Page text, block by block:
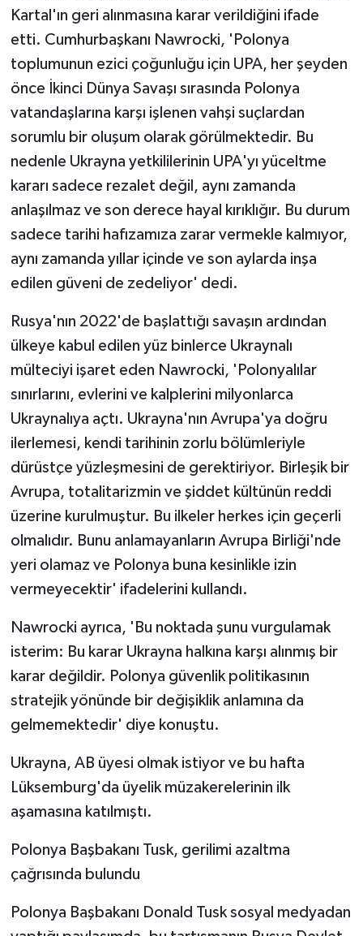
Kartal'ın geri alınmasına karar verildiğini ifade
etti. Cumhurbaşkanı Nawrocki, 'Polonya
toplumunun ezici çoğunluğu için UPA, her şeyden
önce İkinci Dünya Savaşı sırasında Polonya
vatandaşlarına karşı işlenen vahşi suçlardan
sorumlu bir oluşum olarak görülmektedir. Bu
nedenle Ukrayna yetkililerinin UPA'yı yüceltme
kararı sadece rezalet değil, aynı zamanda
anlaşılmaz ve son derece hayal kırıklığır. Bu durum
sadece tarihi hafızamıza zarar vermekle kalmıyor,
aynı zamanda yıllar içinde ve son aylarda inşa
edilen güveni de zedeliyor' dedi.
Rusya'nın 2022'de başlattığı savaşın ardından
ülkeye kabul edilen yüz binlerce Ukraynalı
mülteciyi işaret eden Nawrocki, 'Polonyalılar
sınırlarını, evlerini ve kalplerini milyonlarca
Ukraynalıya açtı. Ukrayna'nın Avrupa'ya doğru
ilerlemesi, kendi tarihinin zorlu bölümleriyle
dürüstçe yüzleşmesini de gerektiriyor. Birleşik bir
Avrupa, totalitarizmin ve şiddet kültünün reddi
üzerine kurulmuştur. Bu ilkeler herkes için geçerli
olmalıdır. Bunu anlamayanların Avrupa Birliği'nde
yeri olamaz ve Polonya buna kesinlikle izin
vermeyecektir' ifadelerini kullandı.
Nawrocki ayrıca, 'Bu noktada şunu vurgulamak
isterim: Bu karar Ukrayna halkına karşı alınmış bir
karar değildir. Polonya güvenlik politikasının
stratejik yönünde bir değişiklik anlamına da
gelmemektedir' diye konuştu.
Ukrayna, AB üyesi olmak istiyor ve bu hafta
Lüksemburg'da üyelik müzakerelerinin ilk
aşamasına katılmıştı.
Polonya Başbakanı Tusk, gerilimi azaltma
çağrısında bulundu
Polonya Başbakanı Donald Tusk sosyal medyadan